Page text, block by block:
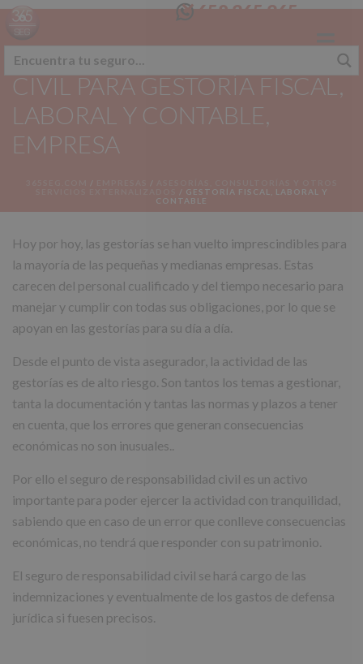
658 365 365
SEGURO RESPONSABILIDAD
CIVIL PARA GESTORÍA FISCAL,
LABORAL Y CONTABLE,
EMPRESA
/ /
/ GESTORÍA FISCAL, LABORAL Y
CONTABLE
Hoy por hoy, las gestorías se han vuelto imprescindibles para
la mayoría de las pequeñas y medianas empresas. Estas
carecen del personal cualificado y del tiempo necesario para
manejar y cumplir con todas sus obligaciones, por lo que se
apoyan en las gestorías para su día a día.
Desde el punto de vista asegurador, la actividad de las
gestorías es de alto riesgo. Son tantos los temas a gestionar,
tanta la documentación y tantas las normas y plazos a tener
en cuenta, que los errores que generan consecuencias
económicas no son inusuales..
Por ello el seguro de responsabilidad civil es un activo
importante para poder ejercer la actividad con tranquilidad,
sabiendo que en caso de un error que conlleve consecuencias
económicas, no tendrá que responder con su patrimonio.
El seguro de responsabilidad civil se hará cargo de las
indemnizaciones y eventualmente de los gastos de defensa
jurídica si fuesen precisos.